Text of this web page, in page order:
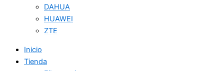
DAHUA
HUAWEI
ZTE
Inicio
Tienda